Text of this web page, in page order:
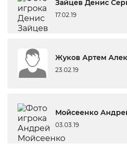
Зайцев Денис
17.02.19
Жуков Артем
23.02.19
Мойсеенко
03.03.19